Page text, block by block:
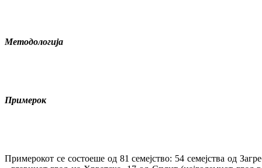
Методологија
Примерок
Примерокот се состоеше од 81 семејство: 54 семејства од